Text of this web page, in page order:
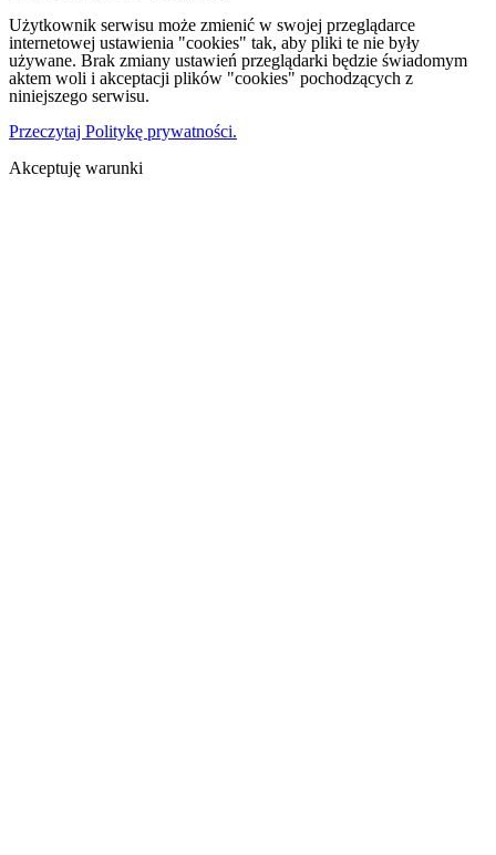
Użytkownik serwisu może zmienić w swojej przeglądarce
internetowej ustawienia "cookies" tak, aby pliki te nie były
używane. Brak zmiany ustawień przeglądarki będzie świadomym
aktem woli i akceptacji plików "cookies" pochodzących z
niniejszego serwisu.
Przeczytaj Politykę prywatności.
Akceptuję warunki